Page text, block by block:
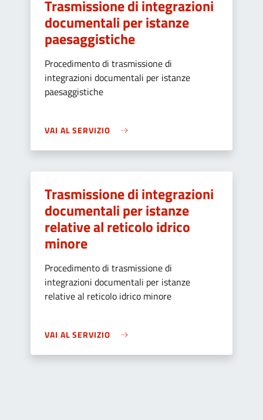
Trasmissione di integrazioni
documentali per istanze
paesaggistiche
Procedimento di trasmissione di
integrazioni documentali per istanze
paesaggistiche
VAI AL SERVIZIO
Trasmissione di integrazioni
documentali per istanze
relative al reticolo idrico
minore
Procedimento di trasmissione di
integrazioni documentali per istanze
relative al reticolo idrico minore
VAI AL SERVIZIO